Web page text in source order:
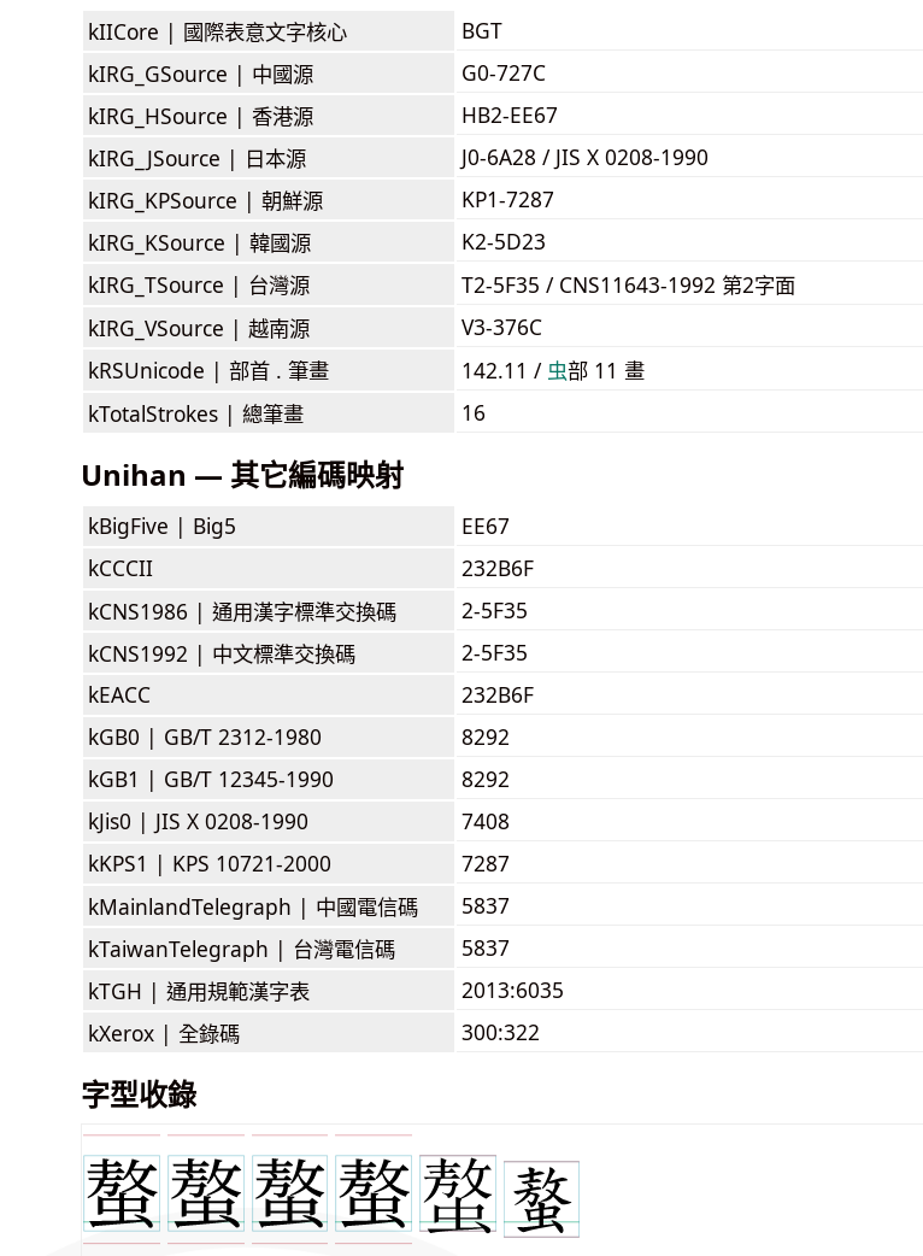
kIICore | 國際表意文字核心
BGT
kIRG_GSource | 中國源
G0-727C
kIRG_HSource | 香港源
HB2-EE67
kIRG_JSource | 日本源
J0-6A28 / JIS X 0208-1990
kIRG_KPSource | 朝鮮源
KP1-7287
kIRG_KSource | 韓國源
K2-5D23
kIRG_TSource | 台灣源
T2-5F35 / CNS11643-1992 第2字面
kIRG_VSource | 越南源
V3-376C
kRSUnicode | 部首 . 筆畫 142.11 / ⾍部 11 畫
kTotalStrokes | 總筆畫 16
Unihan — 其它編碼映射
kBigFive | Big5
EE67
kCCCII
232B6F
kCNS1986 | 通用漢字標準交換碼
2-5F35
kCNS1992 | 中文標準交換碼
2-5F35
kEACC
232B6F
kGB0 | GB/T 2312-1980
8292
kGB1 | GB/T 12345-1990
8292
kJis0 | JIS X 0208-1990
7408
kKPS1 | KPS 10721-2000
7287
kMainlandTelegraph | 中國電信碼
5837
kTaiwanTelegraph | 台灣電信碼
5837
kTGH | 通用規範漢字表
2013:6035
kXerox | 全錄碼 300:322
字型收錄